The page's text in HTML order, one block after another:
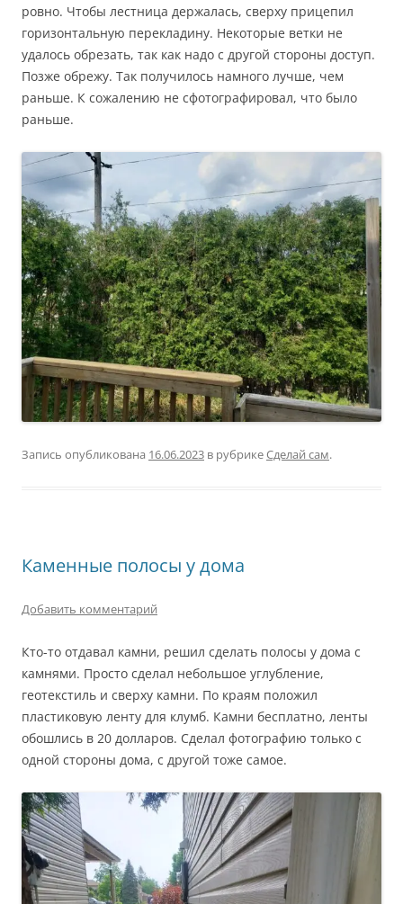
ровно. Чтобы лестница держалась, сверху прицепил
горизонтальную перекладину. Некоторые ветки не
удалось обрезать, так как надо с другой стороны доступ.
Позже обрежу. Так получилось намного лучше, чем
раньше. К сожалению не сфотографировал, что было
раньше.
Запись опубликована 16.06.2023 в рубрикеСделай сам.
Каменные полосы у дома
Добавить комментарий
Кто-то отдавал камни, решил сделать полосы у дома с
камнями. Просто сделал небольшое углубление,
геотекстиль и сверху камни. По краям положил
пластиковую ленту для клумб. Камни бесплатно, ленты
обошлись в 20 долларов. Сделал фотографию только с
одной стороны дома, с другой тоже самое.